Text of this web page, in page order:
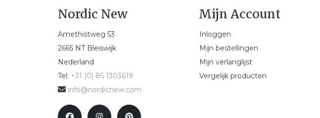
Nordic New
Amethistweg 53
2665 NT Bleiswijk
Nederland
Tel: +31 (0) 85 1303619
info@nordicnew.com
Mijn Account
Inloggen
Mijn bestellingen
Mijn verlanglijst
Vergelijk producten